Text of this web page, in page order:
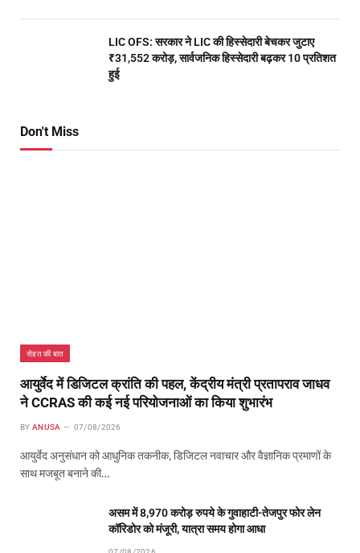
LIC OFS: सरकार ने LIC की हिस्सेदारी बेचकर जुटाए
₹31,552 करोड़, सार्वजनिक हिस्सेदारी बढ़कर 10 प्रतिशत
हुई
Don't Miss
सेहत की बात
आयुर्वेद में डिजिटल क्रांति की पहल, केंद्रीय मंत्री प्रतापराव जाधव
ने CCRAS की कई नई परियोजनाओं का किया शुभारंभ
BY ANUSA 07/08/2026
आयुर्वेद अनुसंधान को आधुनिक तकनीक, डिजिटल नवाचार और वैज्ञानिक प्रमाणों के
साथ मजबूत बनाने की…
असम में 8,970 करोड़ रुपये के गुवाहाटी-तेजपुर फोर लेन
कॉरिडोर को मंजूरी, यात्रा समय होगा आधा